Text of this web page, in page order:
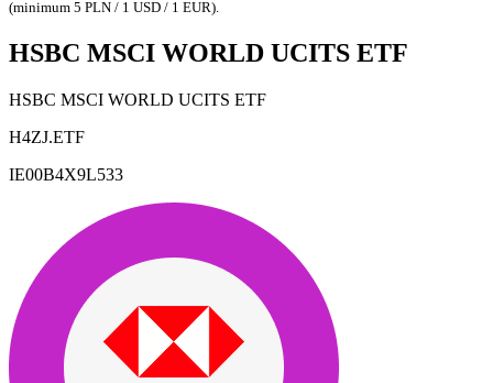
(minimum 5 PLN / 1 USD / 1 EUR).
HSBC MSCI WORLD UCITS ETF
HSBC MSCI WORLD UCITS ETF
H4ZJ.ETF
IE00B4X9L533